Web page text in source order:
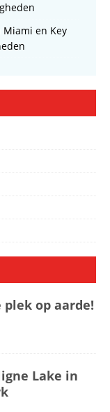
en Key
plek op aarde!
Lake in